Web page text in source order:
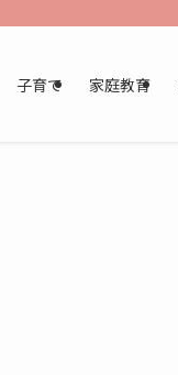
子育て 家庭教育